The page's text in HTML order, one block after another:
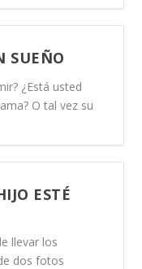
SUEÑO
¿Está usted
O tal vez su
ESTÉ
llevar los
dos fotos